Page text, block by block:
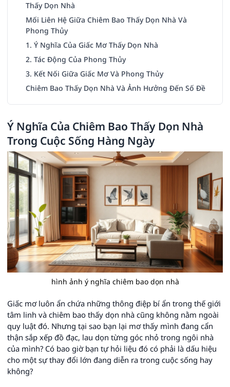
Thấy Dọn Nhà
Mối Liên Hệ Giữa Chiêm Bao Thấy Dọn Nhà Và
Phong Thủy
1. Ý Nghĩa Của Giấc Mơ Thấy Dọn Nhà
2. Tác Động Của Phong Thủy
3. Kết Nối Giữa Giấc Mơ Và Phong Thủy
Chiêm Bao Thấy Dọn Nhà Và Ảnh Hưởng Đến Số Đề
Ý Nghĩa Của Chiêm Bao Thấy Dọn Nhà
Trong Cuộc Sống Hàng Ngày
hình ảnh ý nghĩa chiêm bao dọn nhà
Giấc mơ luôn ẩn chứa những thông điệp bí ẩn trong thế giới
tâm linh và chiêm bao thấy dọn nhà cũng không nằm ngoài
quy luật đó. Nhưng tại sao bạn lại mơ thấy mình đang cẩn
thận sắp xếp đồ đạc, lau dọn từng góc nhỏ trong ngôi nhà
của mình? Có bao giờ bạn tự hỏi liệu đó có phải là dấu hiệu
cho một sự thay đổi lớn đang diễn ra trong cuộc sống hay
không?